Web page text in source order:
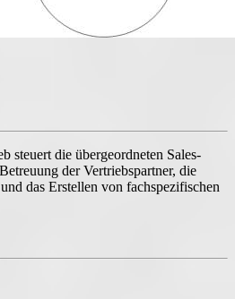
steuert die übergeordneten Sales-
der Vertriebspartner, die
das Erstellen von fachspezifischen